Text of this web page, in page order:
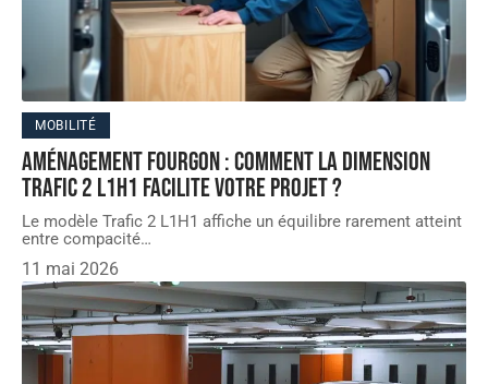
MOBILITÉ
Aménagement fourgon : comment la dimension
Trafic 2 L1H1 facilite votre projet ?
Le modèle Trafic 2 L1H1 affiche un équilibre rarement atteint
entre compacité…
11 mai 2026